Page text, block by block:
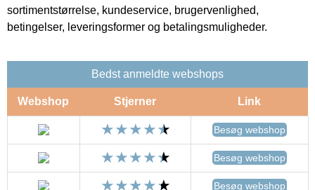
sortimentstørrelse, kundeservice, brugervenlighed,
betingelser, leveringsformer og betalingsmuligheder.
Bedst anmeldte webshops
Webshop Stjerner Link
Besøg webshop
Besøg webshop
Besøg webshop